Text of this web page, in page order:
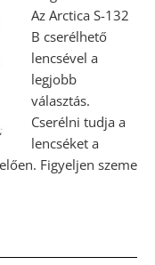
Az Arctica S-132
B cserélhető
lencsével a
legjobb
választás.
Cserélni tudja a
lencséket a
Figyeljen szeme